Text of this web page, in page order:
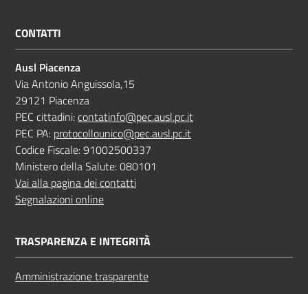
CONTATTI
Ausl Piacenza
Via Antonio Anguissola,15
29121 Piacenza
PEC cittadini:contatinfo@pec.ausl.pc.it
PEC PA: protocollounico@pec.ausl.pc.it
Codice Fiscale: 91002500337
Ministero della Salute: 080101
Vai alla pagina dei contatti
Segnalazioni online
TRASPARENZA E INTEGRITÀ
Amministrazione trasparente